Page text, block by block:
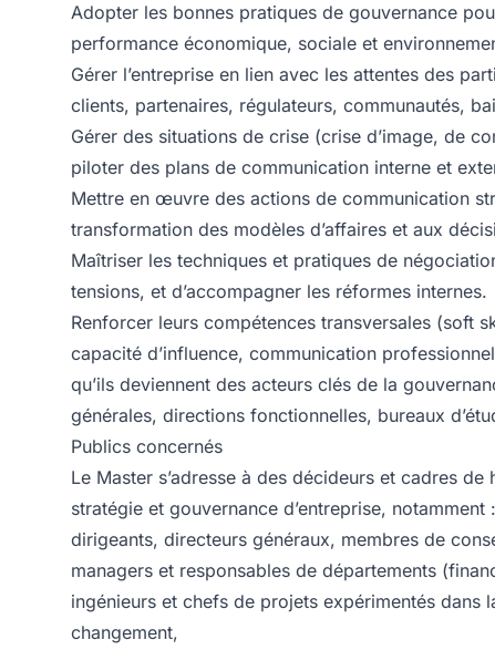
Adopter les bonnes pratiques de gouvernance
performance économique, sociale et
Gérer l’entreprise en lien avec les attentes des
clients, partenaires, régulateurs, communautés,
Gérer des situations de crise (crise d’image, de
piloter des plans de communication interne et
Mettre en œuvre des actions de communication
transformation des modèles d’affaires et aux
Maîtriser les techniques et pratiques de
tensions, et d’accompagner les réformes internes.
Renforcer leurs compétences transversales (soft
capacité d’influence, communication
qu’ils deviennent des acteurs clés de la
générales, directions fonctionnelles, bureaux
Publics concernés
Le Master s’adresse à des décideurs et cadres
stratégie et gouvernance d’entreprise, notamment :
dirigeants, directeurs généraux, membres de
managers et responsables de départements
ingénieurs et chefs de projets expérimentés
changement,